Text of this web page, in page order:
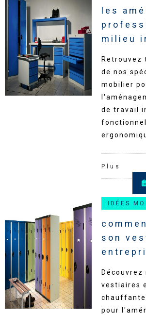
les
milieu
Retrouvez
de nos
mobilier
de travail
Plus
IDÉES
son
Découvrez
vestiaires
pour